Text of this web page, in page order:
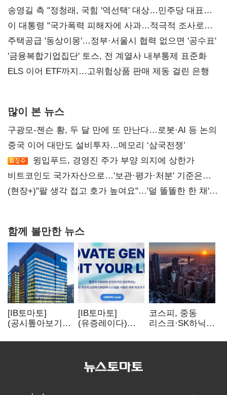
송영길 측 "정청래, 국힘 '역선택' 대상…민주당 대표로
총선 지휘 못해"
이 대통령 "국가폭력 피해자에 사과…적극적 조사로
진실 밝혀야"
주택공급 '동상이몽'…정부·서울시 협력 없으면 '공수표'
'금융복합기업집단' 토스, 전 계열사 내부통제 표준화
ELS 이어 ETF까지…고위험상품 판매 제동 걸린 은행
많이 본 뉴스
구광모-젠슨 황, 두 달 만에 또 만난다…로봇·AI 등 논의
중국 이어 대만도 설비투자…메모리 ‘삼국전쟁’
윙입푸드, 경영진 주가 부양 의지에 상한가
비트코인도 국가자산으로…'보관·평가·처분' 기준은
숙제
(현장+)"팔 생각 접고 호가 높여요"…'덜 똘똘한 한 채'
함께 볼만한 뉴스
[IB토마토]
(공시톺아보기)
바로 매출로
[IB토마토]
(유증레이다)
3분의 1 토막…
비용부터 챙긴다
코스피, 중동
리스크·SK하닉
뒷걸음